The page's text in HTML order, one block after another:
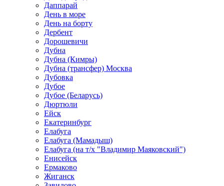
Даппарай
День в море
День на борту
Дербент
Дорошевичи
Дубна
Дубна (Кимры)
Дубна (трансфер) Москва
Дубовка
Дубое
Дубое (Беларусь)
Дюртюли
Ейск
Екатеринбург
Елабуга
Елабуга (Мамадыш)
Елабуга (на т/х "Владимир Маяковский")
Енисейск
Ермаково
Жиганск